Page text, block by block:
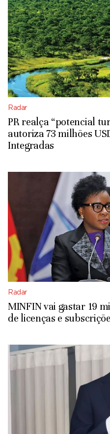
Radar
PR realça “potencial
autoriza 73 milhões
Integradas
Radar
MINFIN vai gastar 19
de licenças e